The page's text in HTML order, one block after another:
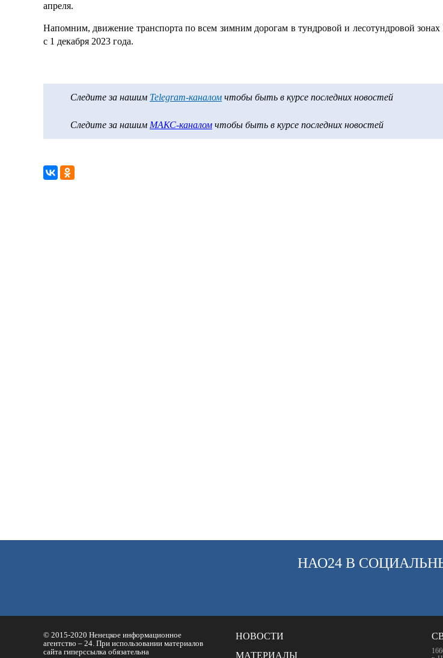
апреля.
Напомним, движение транспорта по всем зимним дорогам в тундровой и лесотундровой
с 1 декабря 2023 года.
Следите за нашим Telegram-каналом чтобы быть в курсе последних новостей
Следите за нашим МАКС-каналом чтобы быть в курсе последних новостей
НАО24 В
© 2015-2020 Ненецкое информационное
агентство – 24. При использовании материалов
сайта гиперссылка обязательна
НОВОСТИ
МАТЕРИАЛЫ